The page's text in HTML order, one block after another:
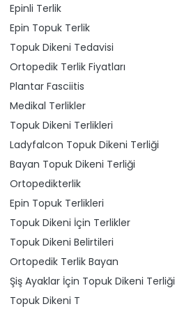
Epinli Terlik
Epin Topuk Terlik
Topuk Dikeni Tedavisi
Ortopedik Terlik Fiyatları
Plantar Fasciitis
Medikal Terlikler
Topuk Dikeni Terlikleri
Ladyfalcon Topuk Dikeni Terliği
Bayan Topuk Dikeni Terliği
Ortopedikterlik
Epin Topuk Terlikleri
Topuk Dikeni İçin Terlikler
Topuk Dikeni Belirtileri
Ortopedik Terlik Bayan
Şiş Ayaklar İçin Topuk Dikeni Terliği
Topuk Dikeni T